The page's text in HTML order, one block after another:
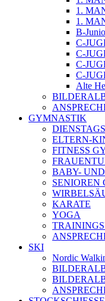
1.
1.
B-
C-
C-
C-
C-
Alte
GYMNASTIK
ELTERN-
FITNESS
BABY-
SENIOREN
KARATE
YOGA
SKI
Nordic